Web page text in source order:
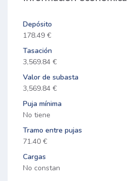
Depósito
178.49 €
Tasación
3,569.84 €
Valor de subasta
3,569.84 €
Puja mínima
No tiene
Tramo entre pujas
71.40 €
Cargas
No constan